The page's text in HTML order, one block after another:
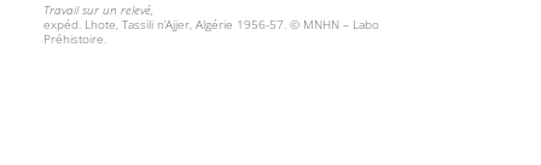
Travail sur un relevé,
expéd. Lhote, Tassili n’Ajjer, Algérie 1956-57. © MNHN – Labo
Préhistoire.